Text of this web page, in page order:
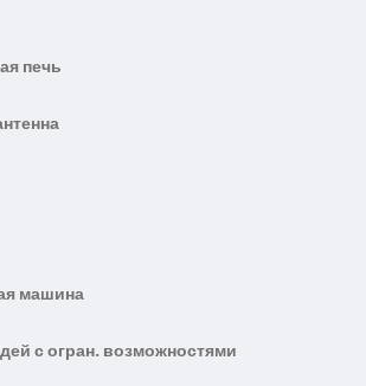
печь
машина
с огран. возможностями